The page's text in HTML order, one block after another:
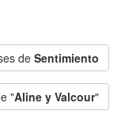
de Sentimiento
"Aline y Valcour"